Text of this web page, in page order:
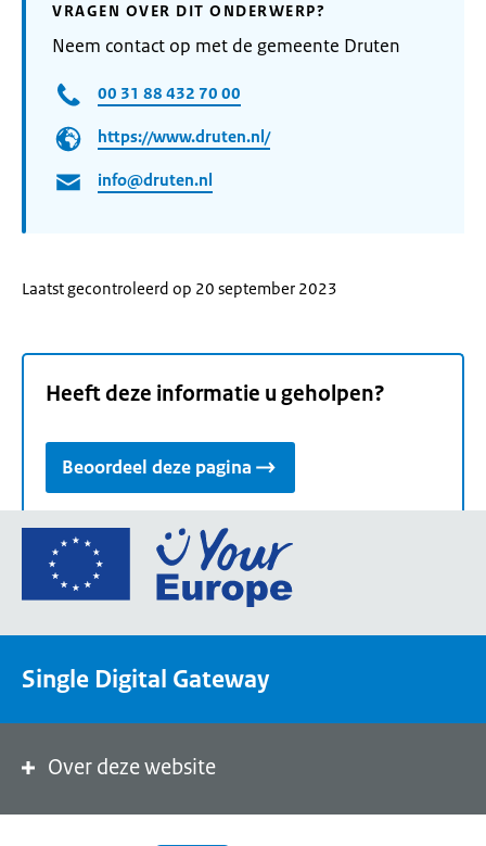
VRAGEN OVER DIT ONDERWERP?
Neem contact op met de gemeente Druten
00 31 88 432 70 00
https://www.druten.nl/
info@druten.nl
Laatst gecontroleerd op 20 september 2023
Heeft deze informatie u geholpen?
Beoordeel deze pagina
Ga
de
een
de
Single Digital Gateway
Over deze website